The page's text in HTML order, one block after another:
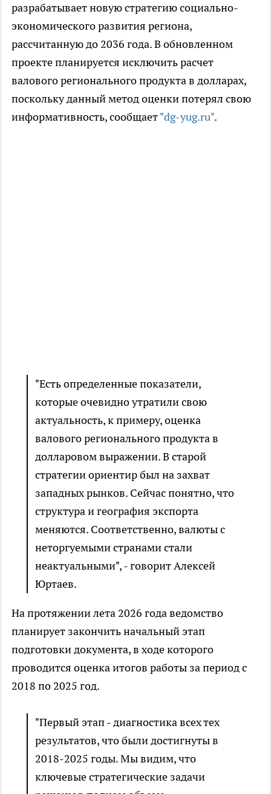
разрабатывает новую стратегию социально-
экономического развития региона,
рассчитанную до 2036 года. В обновленном
проекте планируется исключить расчет
валового регионального продукта в долларах,
поскольку данный метод оценки потерял свою
информативность, сообщает"dg-yug.ru".
"Есть определенные показатели,
которые очевидно утратили свою
актуальность, к примеру, оценка
валового регионального продукта в
долларовом выражении. В старой
стратегии ориентир был на захват
западных рынков. Сейчас понятно, что
структура и география экспорта
меняются. Соответственно, валюты с
неторгуемыми странами стали
неактуальными", - говорит Алексей
Юртаев.
На протяжении лета 2026 года ведомство
планирует закончить начальный этап
подготовки документа, в ходе которого
проводится оценка итогов работы за период с
2018 по 2025 год.
"Первый этап - диагностика всех тех
результатов, что были достигнуты в
2018-2025 годы. Мы видим, что
ключевые стратегические задачи